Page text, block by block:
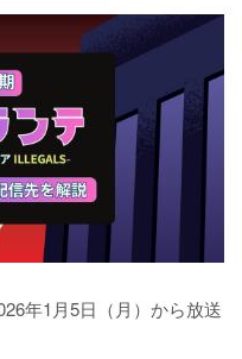
年1月5日（月）から放送